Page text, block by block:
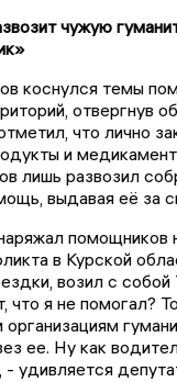
чужую
коснулся темы
отвергнув
что лично
и
лишь развозил
выдавая её за
помощников
в Курской
возил с
что я не помогал?
ее. Ну как
- удивляется